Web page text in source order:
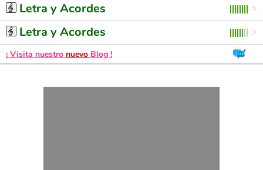
Letra y Acordes
Letra y Acordes
¡ Visita nuestro nuevo Blog !